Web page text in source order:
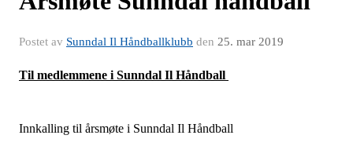
Postet av Sunndal Il Håndballklubb den 25. mar 2019
Til medlemmene i Sunndal Il Håndball
Innkalling til årsmøte i Sunndal Il Håndball